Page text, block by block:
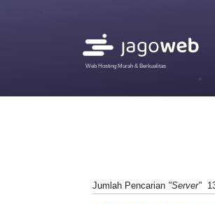
Web Hosting Murah & Berkualitas
Jumlah Pencarian "Server"